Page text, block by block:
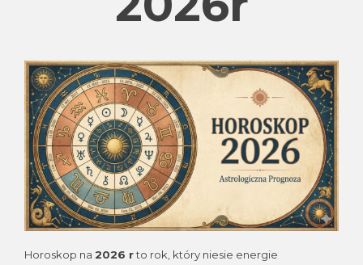
Horoskop na 2026 rto rok, który niesie energie